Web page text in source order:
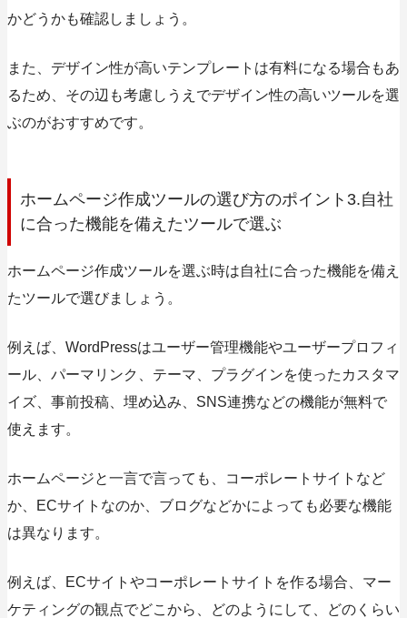
かどうかも確認しましょう。
また、デザイン性が高いテンプレートは有料になる場合もあ
るため、その辺も考慮しうえでデザイン性の高いツールを選
ぶのがおすすめです。
ホームページ作成ツールの選び方のポイント3.自社
に合った機能を備えたツールで選ぶ
ホームページ作成ツールを選ぶ時は自社に合った機能を備え
たツールで選びましょう。
例えば、WordPressはユーザー管理機能やユーザープロフィ
ール、パーマリンク、テーマ、プラグインを使ったカスタマ
イズ、事前投稿、埋め込み、SNS連携などの機能が無料で
使えます。
ホームページと一言で言っても、コーポレートサイトなど
か、ECサイトなのか、ブログなどかによっても必要な機能
は異なります。
例えば、ECサイトやコーポレートサイトを作る場合、マー
ケティングの観点でどこから、どのようにして、どのくらい